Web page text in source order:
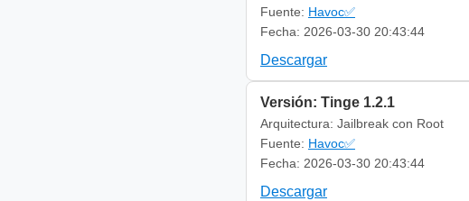
Fuente: Havoc✅
Fecha: 2026-03-30 20:43:44
Descargar
Versión: Tinge 1.2.1
Arquitectura: Jailbreak con Root
Fuente: Havoc✅
Fecha: 2026-03-30 20:43:44
Descargar